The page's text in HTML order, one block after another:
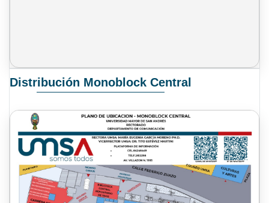
Distribución Monoblock Central